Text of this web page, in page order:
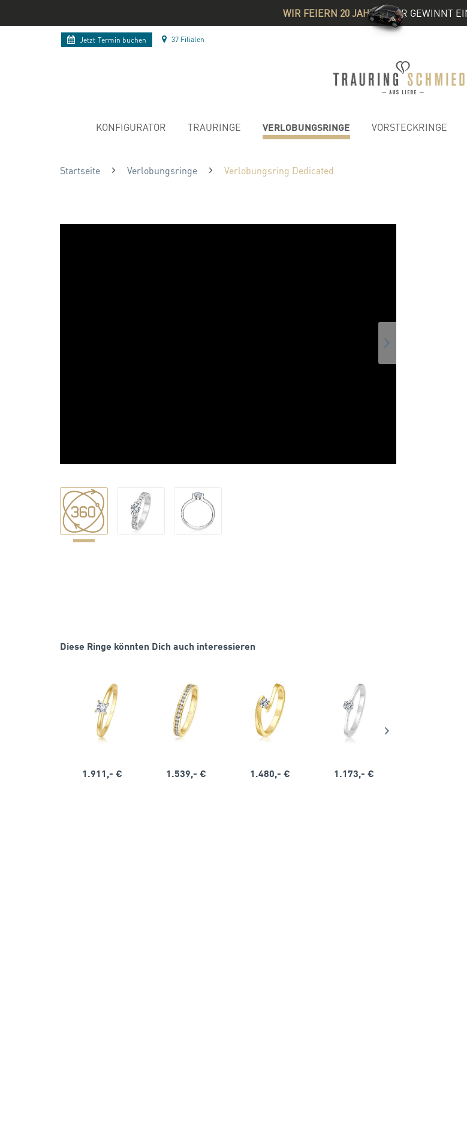
WIR FEIERN 20 JAHRE& IHR GEWINNT
Jetzt Termin buchen 37 Filialen
KONFIGURATOR TRAURINGE VERLOBUNGSRINGE VORSTECKRINGE
Startseite Verlobungsringe Verlobungsring Dedicated
Diese Ringe könnten Dich auch interessieren
1.911,- € 1.539,- € 1.480,- € 1.173,- €